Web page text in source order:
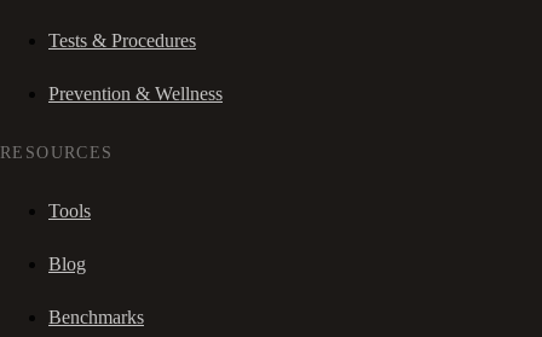
Tests & Procedures
Prevention & Wellness
RESOURCES
Tools
Blog
Benchmarks